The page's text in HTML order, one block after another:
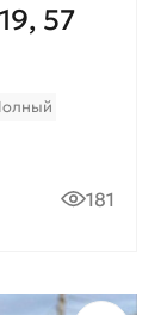
57
181